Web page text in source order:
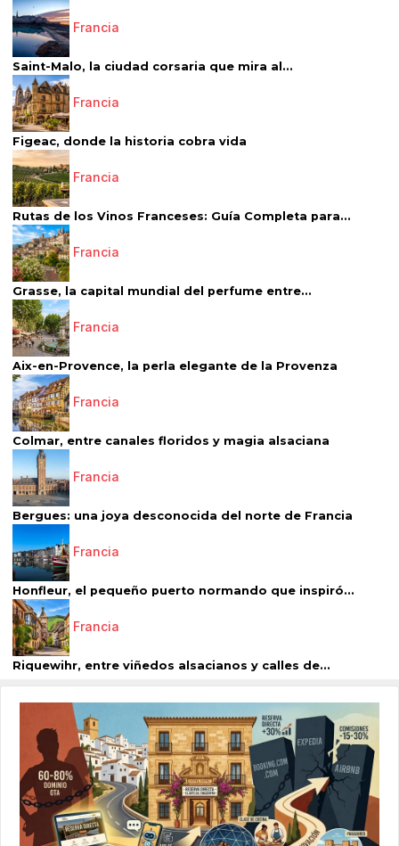
Francia
Saint-Malo, la ciudad corsaria que mira al...
Francia
Figeac, donde la historia cobra vida
Francia
Rutas de los Vinos Franceses: Guía Completa para...
Francia
Grasse, la capital mundial del perfume entre...
Francia
Aix-en-Provence, la perla elegante de la Provenza
Francia
Colmar, entre canales floridos y magia alsaciana
Francia
Bergues: una joya desconocida del norte de Francia
Francia
Honfleur, el pequeño puerto normando que inspiró...
Francia
Riquewihr, entre viñedos alsacianos y calles de...